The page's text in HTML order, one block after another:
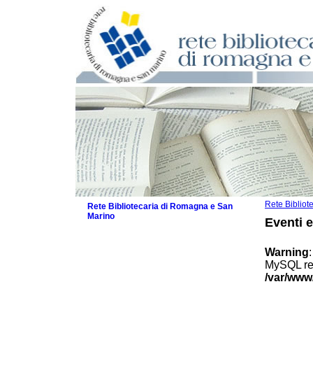
Rete
Eventi
Warning
MySQL
/var/
Rete Bibliotecaria di Romagna e San
Marino